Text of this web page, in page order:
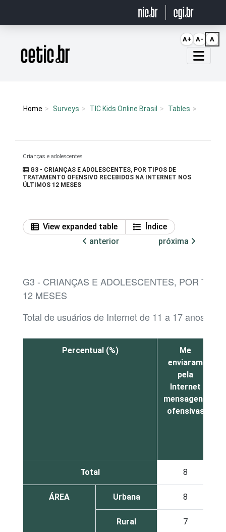
Página inicial
Home Surveys TIC Kids Online Brasil Tables
Crianças e adolescentes
G3 - CRIANÇAS E ADOLESCENTES, POR TIPOS DE
TRATAMENTO OFENSIVO RECEBIDOS NA INTERNET NOS
ÚLTIMOS 12 MESES
View expanded table
Índice
anterior
próxima
G3 - CRIANÇAS E ADOLESCENTES, POR
12 MESES
Total de usuários de Internet de 11 a 17 anos¹
Percentual (%)
Me
enviaram
pela
Internet
mensagens
ofensivas
Total 8
ÁREA Urbana 8
Rural 7
A+ A- A